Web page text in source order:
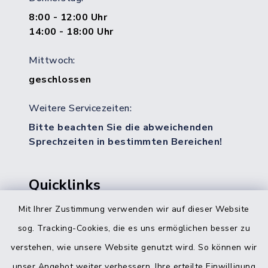
Mit Ihrer Zustimmung verwenden wir auf dieser Website
sog. Tracking-Cookies, die es uns ermöglichen besser zu
verstehen, wie unsere Website genutzt wird. So können wir
8:00 - 12:00 Uhr
14:00 - 18:00 Uhr
Mittwoch:
geschlossen
Weitere Servicezeiten:
Bitte beachten Sie die abweichenden
Sprechzeiten in bestimmten Bereichen!
Quicklinks
Bürgerbüro Hohenwestedt